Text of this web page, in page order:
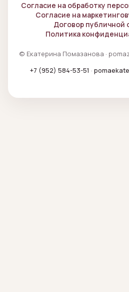
Согласие на обработку
Согласие на
Договор публичной
Политика
© Екатерина Помазанова ·
+7 (952) 584-53-51 ·